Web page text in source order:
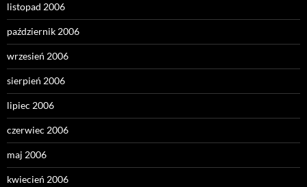
listopad 2006
październik 2006
wrzesień 2006
sierpień 2006
lipiec 2006
czerwiec 2006
maj 2006
kwiecień 2006